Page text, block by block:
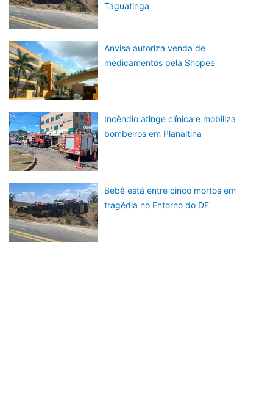
Taguatinga
Anvisa autoriza venda de
medicamentos pela Shopee
Incêndio atinge clínica e mobiliza
bombeiros em Planaltina
Bebê está entre cinco mortos em
tragédia no Entorno do DF